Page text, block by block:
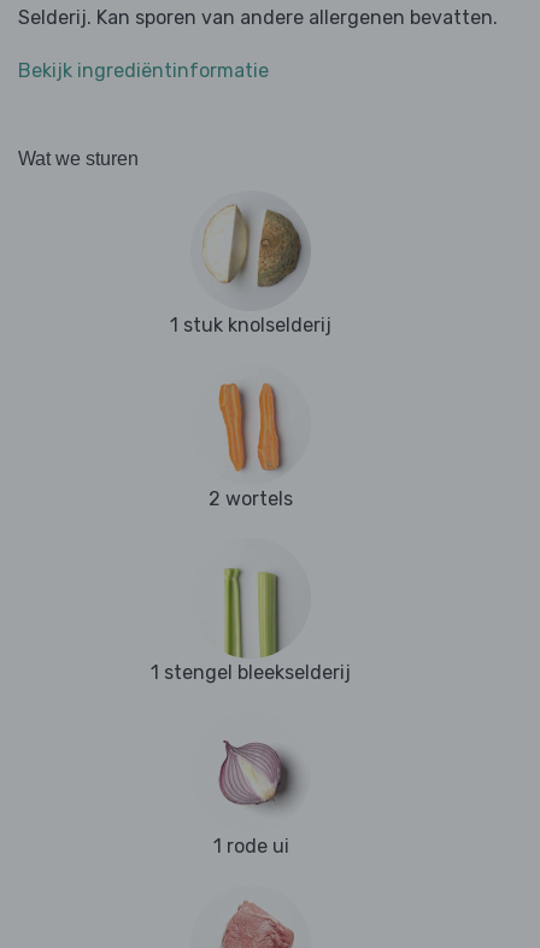
Selderij. Kan sporen van andere allergenen bevatten.
Bekijk ingrediëntinformatie
Wat we sturen
1 stuk knolselderij
2 wortels
1 stengel bleekselderij
1 rode ui